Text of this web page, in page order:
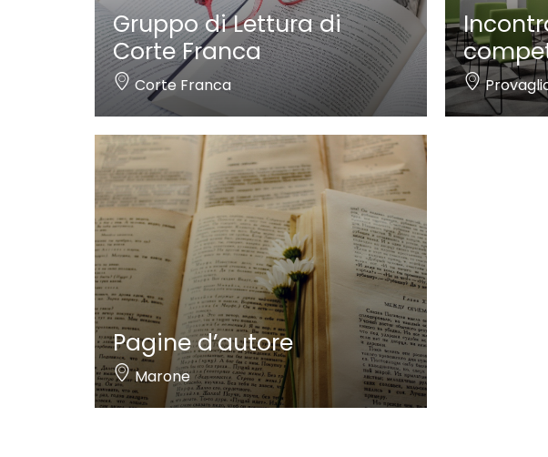
Gruppo di Lettura di
Corte Franca
Corte Franca
Pagine d’autore
Marone